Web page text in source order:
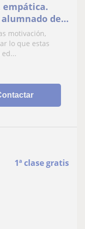
empática.
de
ciclos.
motivación,
lo que estas
1ª clase gratis